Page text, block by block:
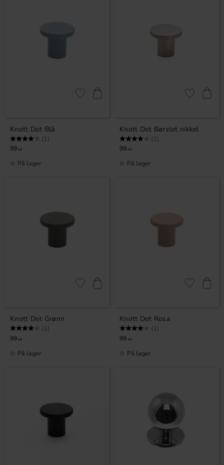
Knott Dot Blå
Karakter: (1)
99 KR
Lagre som favoritt
På lager
Knott Dot Børstet nikkel
Karakter: (1)
99 KR
Lagre som
På lager
Knott Dot Grønn
Karakter: (1)
99 KR
Lagre som favoritt
På lager
Knott Dot Rosa
Karakter: (1)
99 KR
Lagre som
På lager